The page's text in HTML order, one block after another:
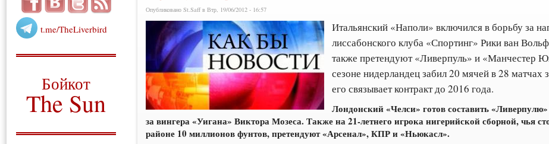
t.me/TheLiverbird
Бойкот
The Sun
Опубликовано St.Saff в Втр, 19/06/2012 - 16:57
Итальянский «Наполи» включился в борьбу за
лиссабонского клуба «Спортинг» Рики ван
также претендуют «Ливерпуль» и «Манчестер
сезоне нидерландец забил 20 мячей в 28 матчах
его связывает контракт до 2016 года.
Лондонский «Челси» готов составить
за вингера «Уигана» Виктора Мозеса. Также на 21-летнего игрока нигерийской сборной, чья
районе 10 миллионов фунтов, претендуют «Арсенал», КПР и «Ньюкасл».